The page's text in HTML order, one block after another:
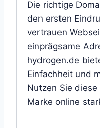
Die richtige
den ersten
vertrauen
einprägsame
hydrogen.de
Einfachheit und
Nutzen Sie
Marke online